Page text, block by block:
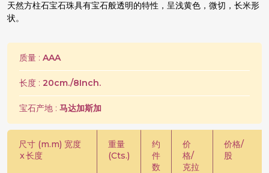
天然方柱石宝石珠具有宝石般透明的特性，呈浅黄色，微切，长米形
状。
质量 : AAA
长度 : 20cm./8Inch.
宝石产地 : 马达加斯加
尺寸 (m.m) 宽度
x长度
重量
(Cts.)
约
件
数
价
格/
克拉
价格/
股